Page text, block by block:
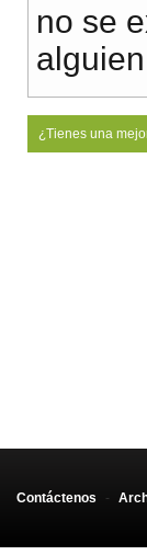
no se
¿Tienes una
Contáctenos -